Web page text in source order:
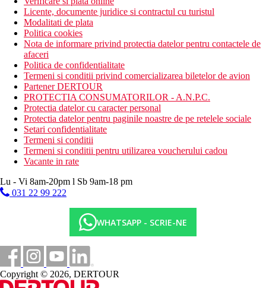
Licente, documente juridice si contractul cu turistul
Modalitati de plata
Politica cookies
Nota de informare privind protectia datelor pentru contactele de
afaceri
Politica de confidentialitate
Termeni si conditii privind comercializarea biletelor de avion
Partener DERTOUR
PROTECTIA CONSUMATORILOR - A.N.P.C.
Protectia datelor cu caracter personal
Protectia datelor pentru paginile noastre de pe retelele sociale
Setari confidentialitate
Termeni si conditii
Termeni si conditii pentru utilizarea voucherului cadou
Vacante in rate
Lu - Vi 8am-20pm l Sb 9am-18 pm
031 22 99 222
WHATSAPP - SCRIE-NE
Copyright © 2026, DERTOUR